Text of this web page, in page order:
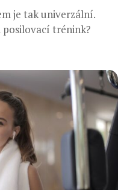
je tak univerzální.
trénink?